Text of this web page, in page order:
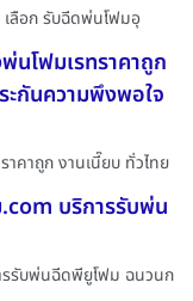
ลือก รับฉีดพ่นโฟมอุ
นโฟมเรทราคาถูก
ะกันความพึงพอใจ
คาถูก งานเนี๊ยบ ทั่วไทย
บริการรับพ่น
รับพ่นฉีดพียูโฟม ฉนวนก